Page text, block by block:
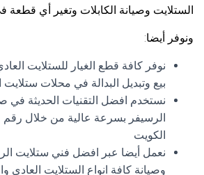
الستلايت وصيانة الكابلات وتغير أي قطعة
ونوفر أيضا:
نوفر كافة قطع الغيار للستلايت
بيع وتبديل البدالة في محلات
نستخدم افضل التقنيات الحديثة في
الرسيفر بسرعة عالية من خلال
الكويت
نعمل أيضا عبر افضل فني ستلايت
وصيانة كافة انواع الستلايت العادي